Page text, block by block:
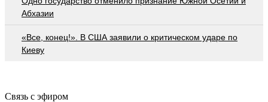
Абхазии
«Все, конец!». В США заявили о критическом ударе по
Киеву
Связь с эфиром